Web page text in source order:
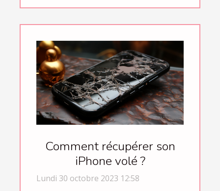
Comment récupérer son
iPhone volé ?
Lundi 30 octobre 2023 12:58